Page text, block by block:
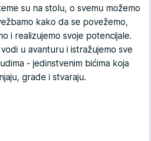
su na stolu, o svemu možemo
kako da se povežemo,
i realizujemo svoje potencijale.
u avanturu i istražujemo sve
- jedinstvenim bićima koja
grade i stvaraju.